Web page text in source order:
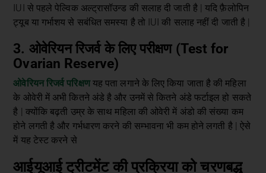
IUI से पहले पेल्विक अल्ट्रासॉउन्ड की सलाह दी जाती है | यदि फ़ैलोपिन
ट्यूब या गर्भाशय से सबंधित समस्या है तो IUI की सलाह नहीं दी जाती है |
3. ओवेरियन रिजर्व के लिए परीक्षण (Test for
Ovarian Reserve)
ओवेरियन रिजर्व परिक्षणयह पता लगाने के लिए किया जाता है की महिला
के ओवेरी में अभी कितने अंडे है और उनमें से कितने अंडे फर्टाइल हो सकते
है | क्योंकि बढ़ती उम्र के साथ महिला की ओवेरी में अंडो की संख्या कम
होने लगती है और गर्भधारण करने की सम्भावना भी कम होने लगती है | ऐसे
में यह टेस्ट करने से
आईयूआई ट्रीटमेंट की प्रक्रिया को चरणबद्ध